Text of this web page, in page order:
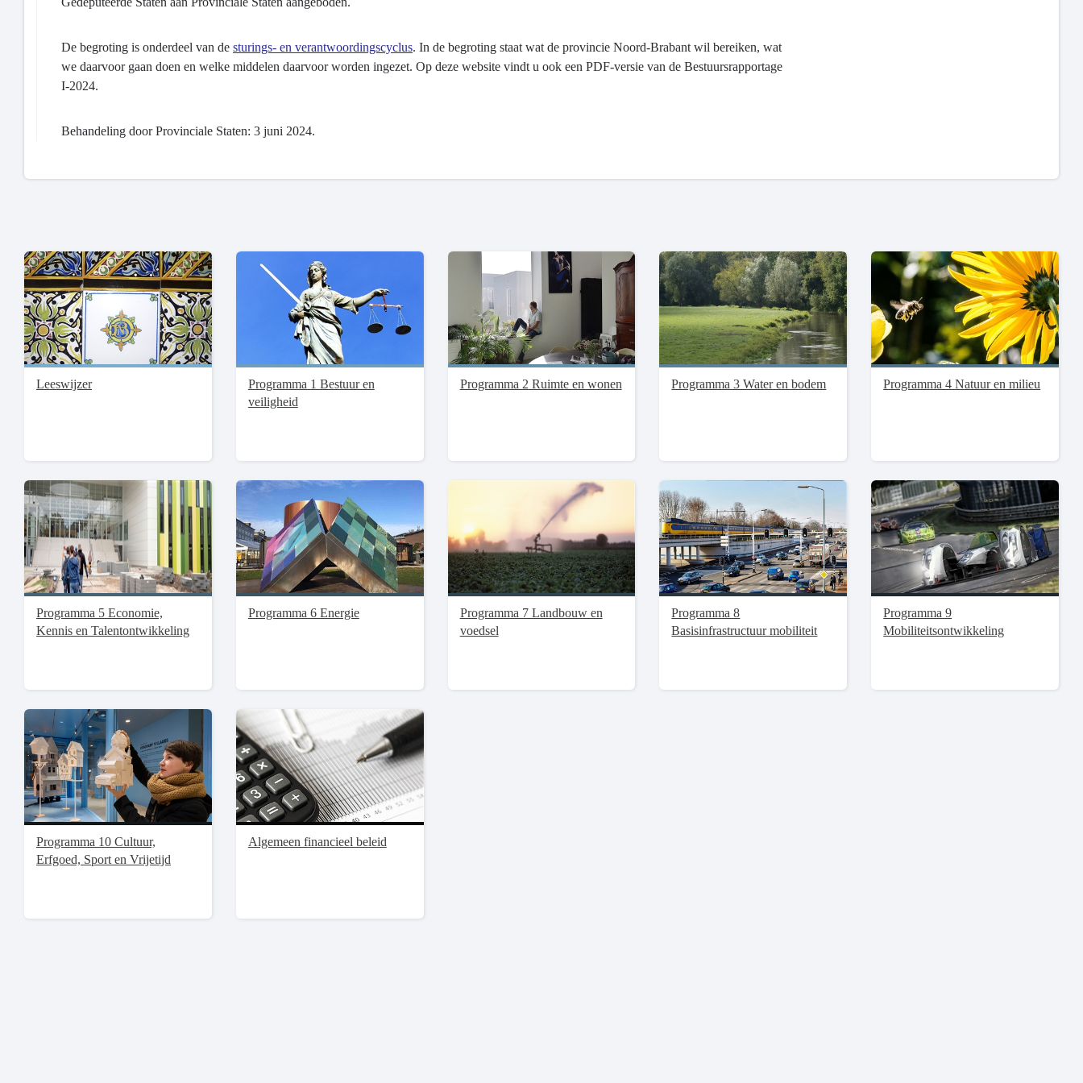
De begroting is onderdeel van de sturings- en verantwoordingscyclus. In de begroting staat wat de provincie Noord-Brabant wil bereiken, wat
we daarvoor gaan doen en welke middelen daarvoor worden ingezet. Op deze website vindt u ook een PDF-versie van de Bestuursrapportage
I-2024.
Behandeling door Provinciale Staten: 3 juni 2024.
Leeswijzer
Programma 1 Bestuur en
veiligheid
Programma 2 Ruimte en wonen Programma 3 Water en bodem Programma 4 Natuur en milieu
Programma 5 Economie,
Kennis en Talentontwikkeling
Programma 6 Energie
Programma 7 Landbouw en
voedsel
Programma 8
Basisinfrastructuur mobiliteit
Programma 9
Mobiliteitsontwikkeling
Programma 10 Cultuur,
Erfgoed, Sport en Vrijetijd
Algemeen financieel beleid